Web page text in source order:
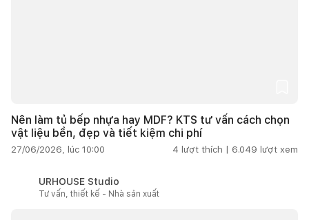
Nên làm tủ bếp nhựa hay MDF? KTS tư vấn cách chọn
vật liệu bền, đẹp và tiết kiệm chi phí
27/06/2026, lúc 10:00 4 lượt thích | 6.049 lượt xem
URHOUSE Studio
Tư vấn, thiết kế - Nhà sản xuất